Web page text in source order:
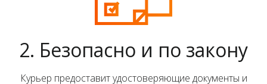
2. Безопасно и по закону
Курьер предоставит удостоверяющие документы и